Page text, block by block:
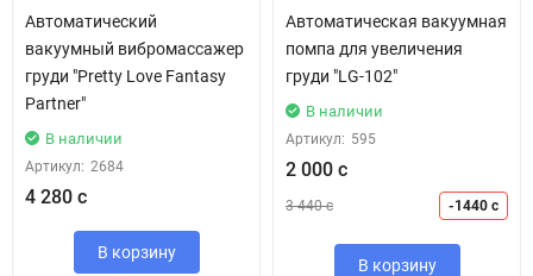
Автоматический
вакуумный вибромассажер
груди "Pretty Love Fantasy
Partner"
В наличии
Артикул: 2684
4 280 с
В корзину
Автоматическая вакуумная
помпа для увеличения
груди "LG-102"
В наличии
Артикул: 595
2 000 с
3 440 с -1440 с
В корзину